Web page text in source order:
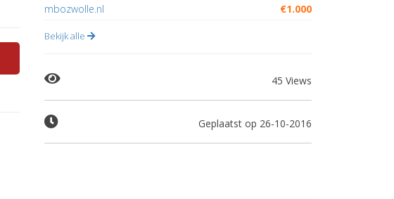
mbozwolle.nl
€1.000
Bekijk alle
45 Views
Geplaatst op 26-10-2016